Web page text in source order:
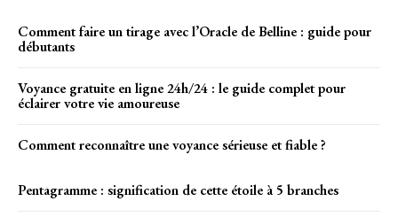
Comment faire un tirage avec l’Oracle de Belline : guide pour
débutants
Voyance gratuite en ligne 24h/24 : le guide complet pour
éclairer votre vie amoureuse
Comment reconnaître une voyance sérieuse et fiable ?
Pentagramme : signification de cette étoile à 5 branches